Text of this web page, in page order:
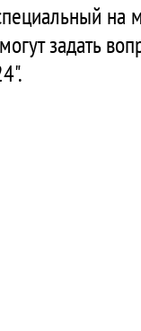
на
задать